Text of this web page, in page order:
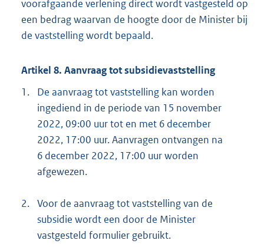
voorafgaande verlening direct wordt vastgesteld op
een bedrag waarvan de hoogte door de Minister bij
de vaststelling wordt bepaald.
Artikel 8. Aanvraag tot subsidievaststelling
1.
De aanvraag tot vaststelling kan worden
ingediend in de periode van 15 november
2022, 09:00 uur tot en met 6 december
2022, 17:00 uur. Aanvragen ontvangen na
6 december 2022, 17:00 uur worden
afgewezen.
2. Voor de aanvraag tot vaststelling van de
subsidie wordt een door de Minister
vastgesteld formulier gebruikt.